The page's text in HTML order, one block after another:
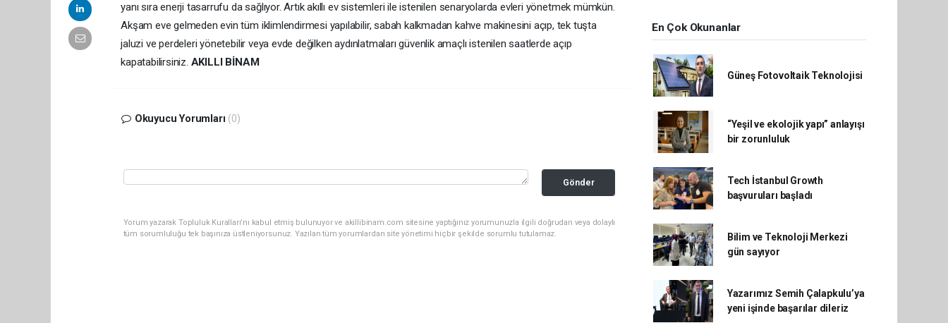
yanı sıra enerji tasarrufu da sağlıyor. Artık akıllı ev sistemleri ile istenilen senaryolarda evleri yönetmek mümkün.
Akşam eve gelmeden evin tüm iklimlendirmesi yapılabilir, sabah kalkmadan kahve makinesini açıp, tek tuşta
jaluzi ve perdeleri yönetebilir veya evde değilken aydınlatmaları güvenlik amaçlı istenilen saatlerde açıp
kapatabilirsiniz. AKILLI BİNAM
Okuyucu Yorumları (0)
Gönder
Yorum yazarak Topluluk Kuralları’nı kabul etmiş bulunuyor ve akillibinam.com sitesine yaptığınız yorumunuzla ilgili doğrudan veya dolaylı
tüm sorumluluğu tek başınıza üstleniyorsunuz. Yazılan tüm yorumlardan site yönetimi hiçbir şekilde sorumlu tutulamaz.
En Çok Okunanlar
Güneş Fotovoltaik Teknolojisi
“Yeşil ve ekolojik yapı” anlayışı
bir zorunluluk
Tech İstanbul Growth
başvuruları başladı
Bilim ve Teknoloji Merkezi
gün sayıyor
Yazarımız Semih Çalapkulu’ya
yeni işinde başarılar dileriz